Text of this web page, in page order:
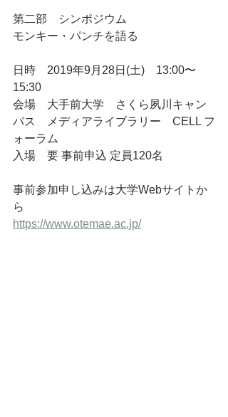
第二部　シンポジウム
モンキー・パンチを語る
日時　2019年9月28日(土)　13:00〜
15:30
会場　大手前大学　さくら夙川キャン
パス　メディアライブラリー　CELL フ
ォーラム
入場　要 事前申込 定員120名
事前参加申し込みは大学Webサイトか
ら
https://www.otemae.ac.jp/